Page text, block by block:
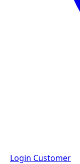
Login Customer